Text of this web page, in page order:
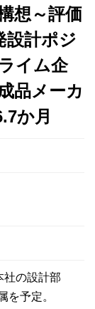
想～評価
設計ポジ
イム企
品メーカ
か月
社の設計部
を予定。